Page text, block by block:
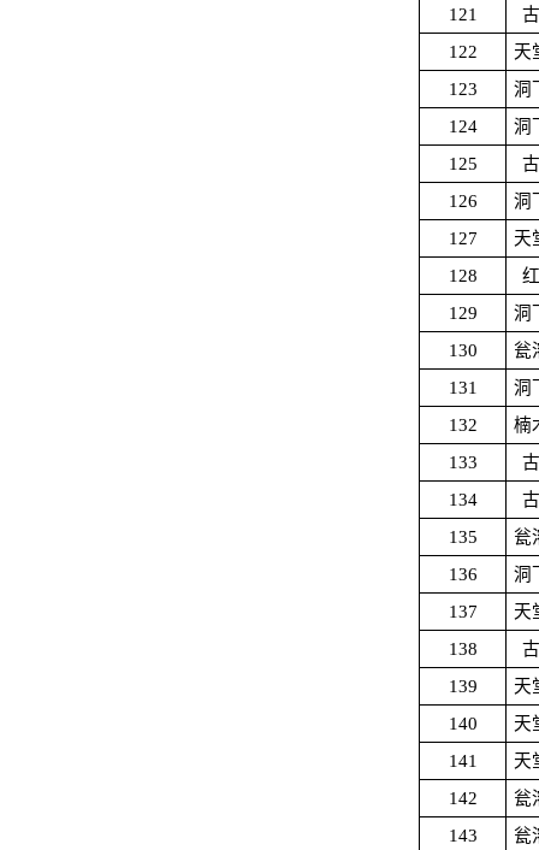
121
122
天
123
洞
124
洞
125
126
洞
127
天
128
129
洞
130
瓮
131
洞
132
楠
133
134
135
瓮
136
洞
137
天
138
139
天
140
天
141
天
142
瓮
143
瓮